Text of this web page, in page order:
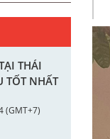
THÁI
TỐT NHẤT
(GMT+7)